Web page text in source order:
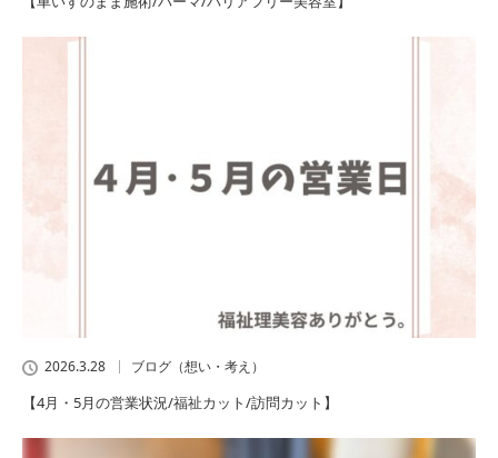
2026.3.28 ブログ（想い・考え）
【4月・5月の営業状況/福祉カット/訪問カット】